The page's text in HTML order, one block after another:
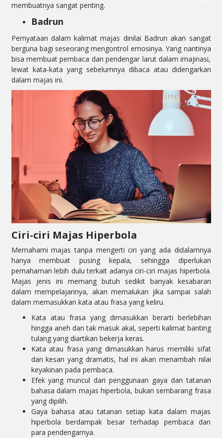
membuatnya sangat penting.
Badrun
Pernyataan dalam kalimat majas dinilai Badrun akan sangat
berguna bagi seseorang mengontrol emosinya. Yang nantinya
bisa membuat pembaca dan pendengar larut dalam imajinasi,
lewat kata-kata yang sebelumnya dibaca atau didengarkan
dalam majas ini.
Ciri-ciri Majas Hiperbola
Memahami majas tanpa mengerti ciri yang ada didalamnya
hanya membuat pusing kepala, sehingga diperlukan
pemahaman lebih dulu terkait adanya ciri-ciri majas hiperbola.
Majas jenis ini memang butuh sedikit banyak kesabaran
dalam mempelajarinya, akan memalukan jika sampai salah
dalam memasukkan kata atau frasa yang keliru.
Kata atau frasa yang dimasukkan berarti berlebihan
hingga aneh dan tak masuk akal, seperti kalimat banting
tulang yang diartikan bekerja keras.
Kata atau frasa yang dimasukkan harus memiliki sifat
dan kesan yang dramatis, hal ini akan menambah nilai
keyakinan pada pembaca.
Efek yang muncul dari penggunaan gaya dan tatanan
bahasa dalam majas hiperbola, bukan sembarang frasa
yang dipilih.
Gaya bahasa atau tatanan setiap kata dalam majas
hiperbola berdampak besar terhadap pembaca dan
para pendengarnya.